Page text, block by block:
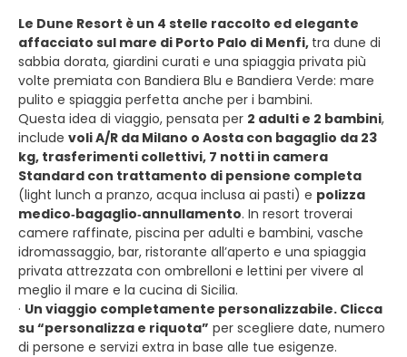
Le Dune Resort è un 4 stelle raccolto ed elegante
affacciato sul mare di Porto Palo di Menfi, tra dune di
sabbia dorata, giardini curati e una spiaggia privata più
volte premiata con Bandiera Blu e Bandiera Verde: mare
pulito e spiaggia perfetta anche per i bambini.
Questa idea di viaggio, pensata per 2 adulti e 2 bambini,
include voli A/R da Milano o Aosta con bagaglio da 23
kg, trasferimenti collettivi, 7 notti in camera
Standard con trattamento di pensione completa
(light lunch a pranzo, acqua inclusa ai pasti) e polizza
medico‑bagaglio‑annullamento. In resort troverai
camere raffinate, piscina per adulti e bambini, vasche
idromassaggio, bar, ristorante all’aperto e una spiaggia
privata attrezzata con ombrelloni e lettini per vivere al
meglio il mare e la cucina di Sicilia.
· Un viaggio completamente personalizzabile. Clicca
su “personalizza e riquota” per scegliere date, numero
di persone e servizi extra in base alle tue esigenze.